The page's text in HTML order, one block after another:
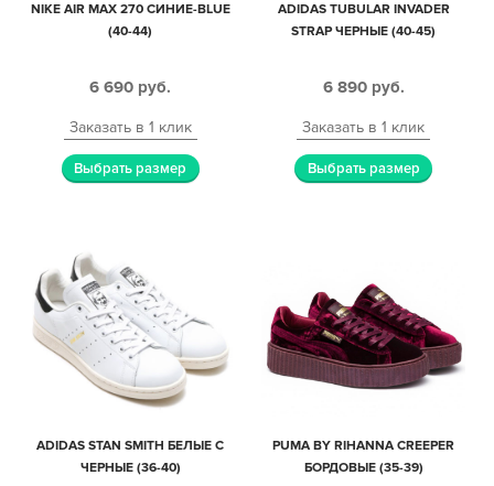
NIKE AIR MAX 270 СИНИЕ-BLUE
(40-44)
6 690 руб.
Заказать в 1 клик
Выбрать размер
ADIDAS TUBULAR INVADER
STRAP ЧЕРНЫЕ (40-45)
6 890 руб.
Заказать в 1 клик
Выбрать размер
ADIDAS STAN SMITH БЕЛЫЕ С
ЧЕРНЫЕ (36-40)
PUMA BY RIHANNA CREEPER
БОРДОВЫЕ (35-39)